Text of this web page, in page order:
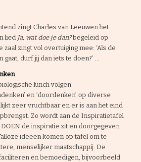
zingt Charles van Leeuwen het
lied Ja, wat doe je dan?begeleid op
zaal zingt vol overtuiging mee: ‘Als de
durf jij dan iets te doen?’ …
lunch volgen
en ‘doordenken’ op diverse
zeer vruchtbaar en er is aan het eind
Zo wordt aan de Inspiratietafel
de inspiratie zit en doorgegeven
ideeën komen op tafel om te
menselijker maatschappij. De
en bemoedigen, bijvoorbeeld